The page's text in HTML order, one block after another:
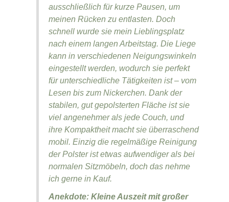
ausschließlich für kurze Pausen, um
meinen Rücken zu entlasten. Doch
schnell wurde sie mein Lieblingsplatz
nach einem langen Arbeitstag. Die Liege
kann in verschiedenen Neigungswinkeln
eingestellt werden, wodurch sie perfekt
für unterschiedliche Tätigkeiten ist – vom
Lesen bis zum Nickerchen. Dank der
stabilen, gut gepolsterten Fläche ist sie
viel angenehmer als jede Couch, und
ihre Kompaktheit macht sie überraschend
mobil. Einzig die regelmäßige Reinigung
der Polster ist etwas aufwendiger als bei
normalen Sitzmöbeln, doch das nehme
ich gerne in Kauf.
Anekdote: Kleine Auszeit mit großer